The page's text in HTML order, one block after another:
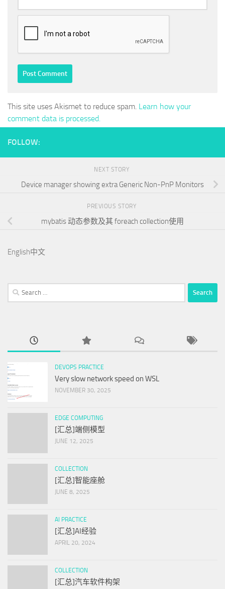
This site uses Akismet to reduce spam. Learn how your
comment data is processed.
FOLLOW:
NEXT STORY
Device manager showing extra Generic Non-PnP Monitors
PREVIOUS STORY
mybatis 动态参数及其 foreach collection使用
English中文
Search
for:
DEVOPS PRACTICE
Very slow network speed on WSL
NOVEMBER 30, 2025
EDGE COMPUTING
[汇总]端侧模型
JUNE 12, 2025
COLLECTION
[汇总]智能座舱
JUNE 8, 2025
AI PRACTICE
[汇总]AI经验
APRIL 20, 2024
COLLECTION
[汇总]汽车软件构架